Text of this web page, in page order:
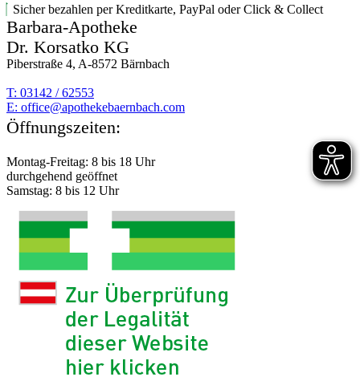
Sicher bezahlen per Kreditkarte, PayPal oder Click & Collect
Barbara-Apotheke
Dr. Korsatko KG
Piberstraße 4, A-8572 Bärnbach
T: 03142 / 62553
E: moc.hcabnreabekehtopa@eciffo
Öffnungszeiten:
Montag-Freitag: 8 bis 18 Uhr
durchgehend geöffnet
Samstag: 8 bis 12 Uhr